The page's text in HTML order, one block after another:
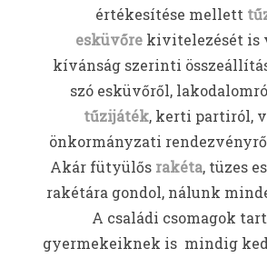
értékesítése mellett
esküvőre kivitelezését is
kívánság szerinti
szó esküvőről,
tűzijáték, kerti partiról,
önkormányzati
Akár fütyülős rakéta, tüzes
rakétára gondol, nálunk
A családi csomagok
gyermekeiknek is mindig